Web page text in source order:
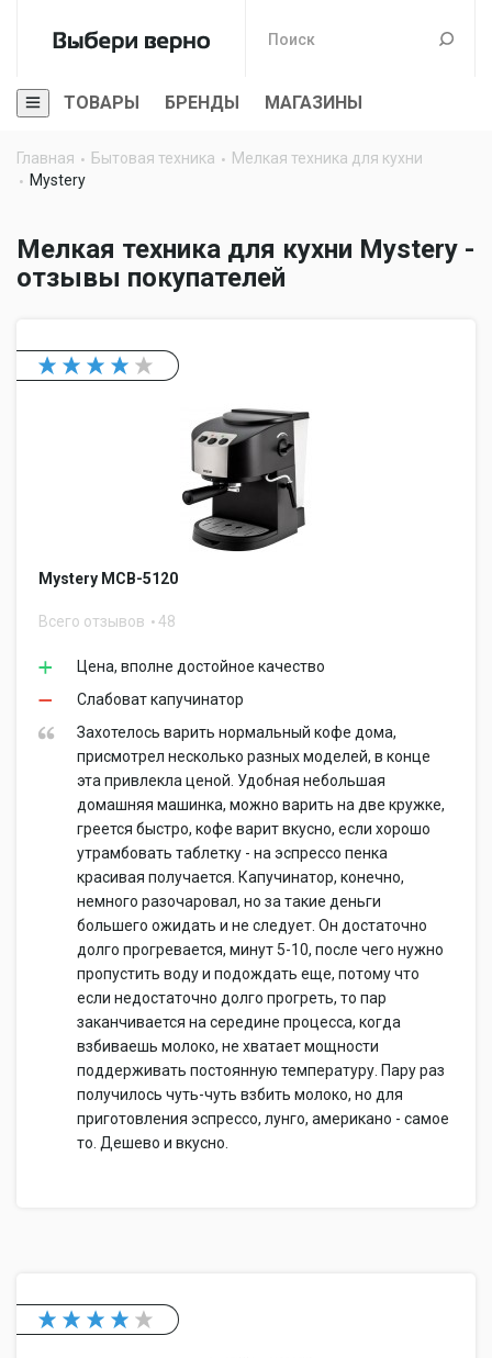
ТОВАРЫ БРЕНДЫ МАГАЗИНЫ
Главная Бытовая техника
Мелкая техника для кухни
Mystery
Мелкая техника для кухни Mystery -
отзывы покупателей
Mystery MCB-5120
Всего отзывов 48
Цена, вполне достойное качество
Слабоват капучинатор
Захотелось варить нормальный кофе дома,
присмотрел несколько разных моделей, в конце
эта привлекла ценой. Удобная небольшая
домашняя машинка, можно варить на две кружке,
греется быстро, кофе варит вкусно, если хорошо
утрамбовать таблетку - на эспрессо пенка
красивая получается. Капучинатор, конечно,
немного разочаровал, но за такие деньги
большего ожидать и не следует. Он достаточно
долго прогревается, минут 5-10, после чего нужно
пропустить воду и подождать еще, потому что
если недостаточно долго прогреть, то пар
заканчивается на середине процесса, когда
взбиваешь молоко, не хватает мощности
поддерживать постоянную температуру. Пару раз
получилось чуть-чуть взбить молоко, но для
приготовления эспрессо, лунго, американо - самое
то. Дешево и вкусно.